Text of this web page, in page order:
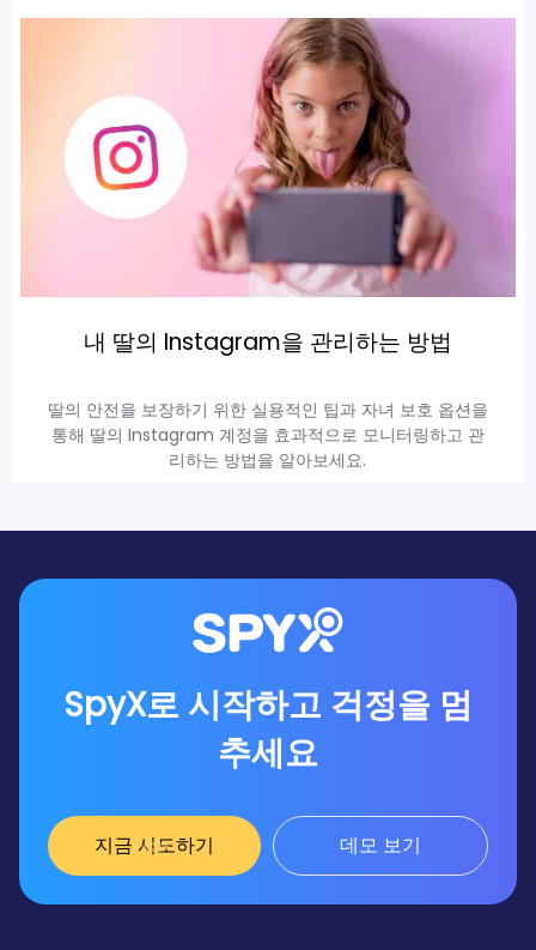
내 딸의 Instagram을 관리하는 방법
딸의 안전을 보장하기 위한 실용적인 팁과 자녀 보호 옵션을
통해 딸의 Instagram 계정을 효과적으로 모니터링하고 관
리하는 방법을 알아보세요.
SpyX로 시작하고 걱정을 멈
추세요
지금 시도하기 데모 보기